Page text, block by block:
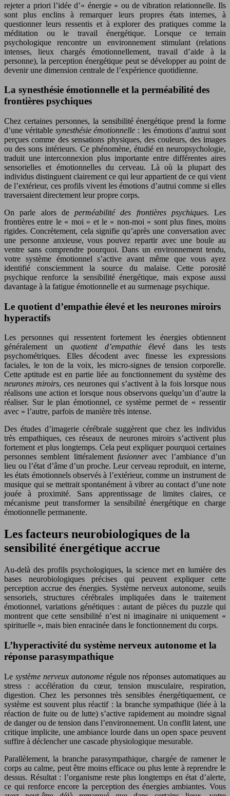
rejeter a priori l’idée d’« énergie » ou de vibration relationnelle. Ils
sont plus enclins à remarquer leurs propres états internes, à
questionner leurs ressentis et à explorer des pratiques comme la
méditation ou le travail énergétique. Lorsque ce terrain
psychologique rencontre un environnement stimulant (relations
intenses, lieux chargés émotionnellement, travail d’aide à la
personne), la perception énergétique peut se développer au point de
devenir une dimension centrale de l’expérience quotidienne.
La synesthésie émotionnelle et la perméabilité des
frontières psychiques
Chez certaines personnes, la sensibilité énergétique prend la forme
d’une véritable synesthésie émotionnelle : les émotions d’autrui sont
perçues comme des sensations physiques, des couleurs, des images
ou des sons intérieurs. Ce phénomène, étudié en neuropsychologie,
traduit une interconnexion plus importante entre différentes aires
sensorielles et émotionnelles du cerveau. Là où la plupart des
individus distinguent clairement ce qui leur appartient de ce qui vient
de l’extérieur, ces profils vivent les émotions d’autrui comme si elles
traversaient directement leur propre corps.
On parle alors de perméabilité des frontières psychiques. Les
frontières entre le « moi » et le « non-moi » sont plus fines, moins
rigides. Concrètement, cela signifie qu’après une conversation avec
une personne anxieuse, vous pouvez repartir avec une boule au
ventre sans comprendre pourquoi. Dans un environnement tendu,
votre système émotionnel s’active avant même que vous ayez
identifié consciemment la source du malaise. Cette porosité
psychique renforce la sensibilité énergétique, mais expose aussi
davantage à la fatigue émotionnelle et au surmenage psychique.
Le quotient d’empathie élevé et les neurones miroirs
hyperactifs
Les personnes qui ressentent fortement les énergies obtiennent
généralement un quotient d’empathieélevé dans les tests
psychométriques. Elles décodent avec finesse les expressions
faciales, le ton de la voix, les micro-signes de tension corporelle.
Cette aptitude est en partie liée au fonctionnement du système des
neurones miroirs, ces neurones qui s’activent à la fois lorsque nous
réalisons une action et lorsque nous observons quelqu’un d’autre la
réaliser. Sur le plan émotionnel, ce système permet de « ressentir
avec » l’autre, parfois de manière très intense.
Des études d’imagerie cérébrale suggèrent que chez les individus
très empathiques, ces réseaux de neurones miroirs s’activent plus
fortement et plus longtemps. Cela peut expliquer pourquoi certaines
personnes semblent littéralement fusionneravec l’ambiance d’un
lieu ou l’état d’âme d’un proche. Leur cerveau reproduit, en interne,
les états émotionnels observés à l’extérieur, comme un instrument de
musique qui se mettrait spontanément à vibrer au contact d’une note
jouée à proximité. Sans apprentissage de limites claires, ce
mécanisme peut transformer la sensibilité énergétique en charge
émotionnelle permanente.
Les facteurs neurobiologiques de la
sensibilité énergétique accrue
Au-delà des profils psychologiques, la science met en lumière des
bases neurobiologiques précises qui peuvent expliquer cette
perception accrue des énergies. Système nerveux autonome, seuils
sensoriels, structures cérébrales impliquées dans le traitement
émotionnel, variations génétiques : autant de pièces du puzzle qui
montrent que cette sensibilité n’est ni imaginaire ni uniquement «
spirituelle », mais bien enracinée dans le fonctionnement du corps.
L’hyperactivité du système nerveux autonome et la
réponse parasympathique
Le système nerveux autonomerégule nos réponses automatiques au
stress : accélération du cœur, tension musculaire, respiration,
digestion. Chez les personnes très sensibles énergétiquement, ce
système est souvent plus réactif : la branche sympathique (liée à la
réaction de fuite ou de lutte) s’active rapidement au moindre signal
de danger ou de tension dans l’environnement. Un conflit latent, une
critique implicite, une ambiance lourde dans un open space peuvent
suffire à déclencher une cascade physiologique mesurable.
Parallèlement, la branche parasympathique, chargée de ramener le
corps au calme, peut être moins efficace ou plus lente à reprendre le
dessus. Résultat : l’organisme reste plus longtemps en état d’alerte,
ce qui renforce encore la perception des énergies ambiantes. Vous